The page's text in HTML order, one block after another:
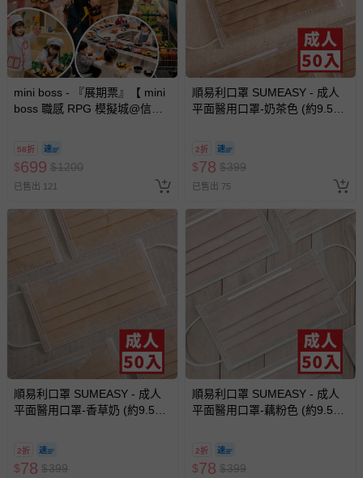
mini boss - 『展期票』【 mini
boss 職感 RPG 模擬城@信義
換，依現場梯次安排入場，逾
期作廢) (兒童票(2歲以上)贈一
名陪伴成人)
58折
$699 $1200
已售出 121
順易利口罩 SUMEASY - 成人
平面醫用口罩-奶茶色 (約9.5cm
2折
$78 $399
已售出 75
順易利口罩 SUMEASY - 成人
平面醫用口罩-香草奶 (約9.5cm
2折
$78 $399
順易利口罩 SUMEASY - 成人
平面醫用口罩-藕粉色 (約9.5cm
2折
$78 $399